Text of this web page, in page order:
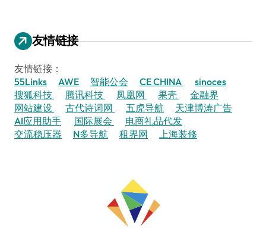
友情链接
友情链接：
55Links
AWE 智能公会 CE CHINA
sinoces
搜狐科技
腾讯科技 凤凰网 果壳
金融界
网站建设
古代诗词网 五虎导航
天津博涛广告
AI应用助手
国际展会
电商礼品代发
交流稳压器
N多导航 租界网 上海装修